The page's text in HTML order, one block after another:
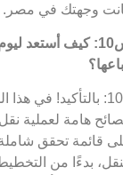
وجهتك في مصر.
س10: كيف أستعد
ج10: بالتأكيد! في
هامة لعملية
قائمة تحقق
بدءًا من